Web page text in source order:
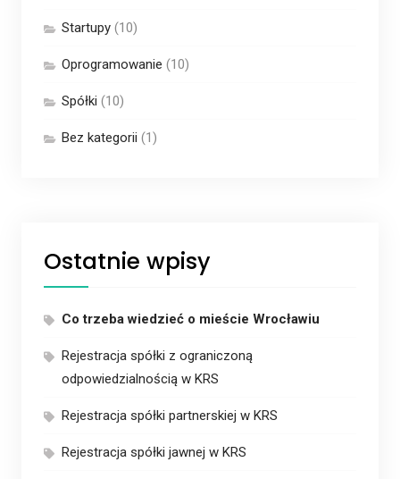
Startupy(10)
Oprogramowanie (10)
Spółki (10)
Bez kategorii (1)
Ostatnie wpisy
Co trzeba wiedzieć o mieście Wrocławiu
Rejestracja spółki z ograniczoną
odpowiedzialnością w KRS
Rejestracja spółki partnerskiej w KRS
Rejestracja spółki jawnej w KRS